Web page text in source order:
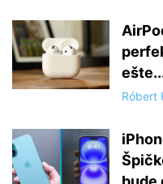
Róbert